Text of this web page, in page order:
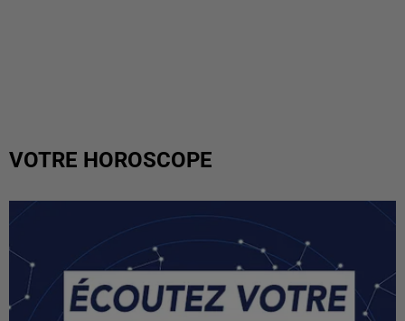
VOTRE HOROSCOPE